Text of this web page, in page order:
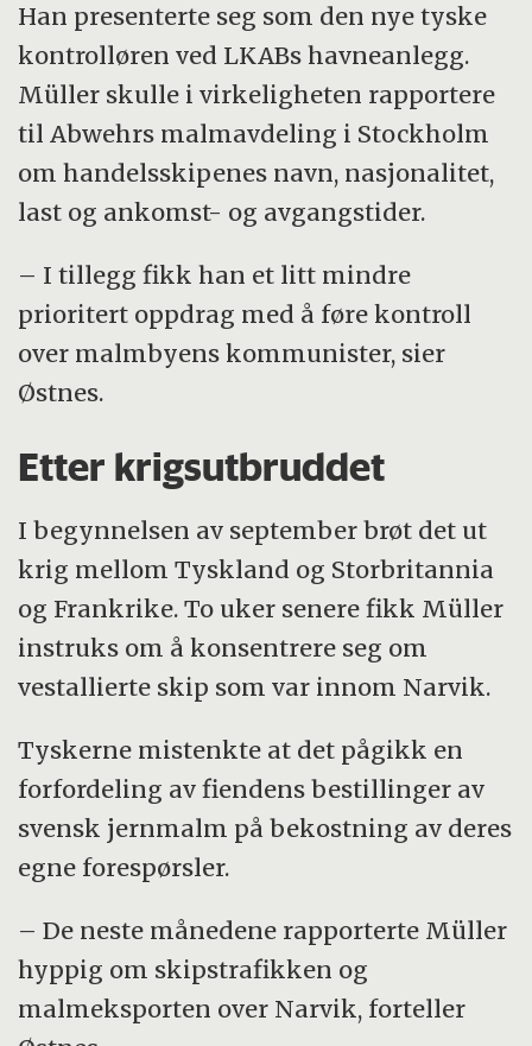
Han presenterte seg som den nye tyske
kontrolløren ved LKABs havneanlegg.
Müller skulle i virkeligheten rapportere
til Abwehrs malmavdeling i Stockholm
om handelsskipenes navn, nasjonalitet,
last og ankomst- og avgangstider.
– I tillegg fikk han et litt mindre
prioritert oppdrag med å føre kontroll
over malmbyens kommunister, sier
Østnes.
Etter krigsutbruddet
I begynnelsen av september brøt det ut
krig mellom Tyskland og Storbritannia
og Frankrike. To uker senere fikk Müller
instruks om å konsentrere seg om
vestallierte skip som var innom Narvik.
Tyskerne mistenkte at det pågikk en
forfordeling av fiendens bestillinger av
svensk jernmalm på bekostning av deres
egne forespørsler.
– De neste månedene rapporterte Müller
hyppig om skipstrafikken og
malmeksporten over Narvik, forteller